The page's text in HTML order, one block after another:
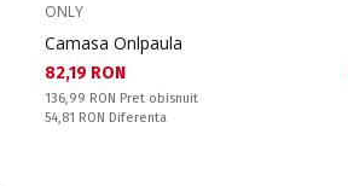
ONLY
Camasa Onlpaula
Текуща цена:
82,19 RON
Pret obisnuit:
136,99 RON Pret obisnuit
Спестявате:
54,81 RON Diferenta